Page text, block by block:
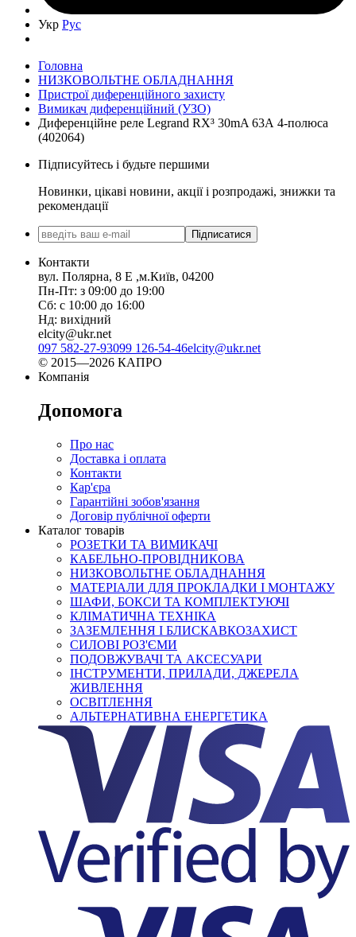
Укр Рус
Головна
НИЗКОВОЛЬТНЕ ОБЛАДНАННЯ
Пристрої диференційного захисту
Вимикач диференційний (УЗО)
Диференційне реле Legrand RX³ 30mA 63А 4-полюса
(402064)
Підписуйтесь і будьте першими
Новинки, цікаві новини, акції і розпродажі, знижки та
рекомендації
Підписатися
Контакти
вул. Полярна, 8 Е ,м.Київ, 04200
Пн-Пт: з 09:00 до 19:00
Сб: с 10:00 до 16:00
Нд: вихідний
elcity@ukr.net
097 582-27-93099 126-54-46elcity@ukr.net
© 2015—2026 КАПРО
Компанія
Допомога
Про нас
Доставка і оплата
Контакти
Кар'єра
Гарантійні зобов'язання
Договір публічної оферти
Каталог товарів
РОЗЕТКИ ТА ВИМИКАЧІ
КАБЕЛЬНО-ПРОВІДНИКОВА
НИЗКОВОЛЬТНЕ ОБЛАДНАННЯ
МАТЕРІАЛИ ДЛЯ ПРОКЛАДКИ І МОНТАЖУ
ШАФИ, БОКСИ ТА КОМПЛЕКТУЮЧІ
КЛІМАТИЧНА ТЕХНІКА
ЗАЗЕМЛЕННЯ І БЛИСКАВКОЗАХИСТ
СИЛОВІ РОЗ'ЄМИ
ПОДОВЖУВАЧІ ТА АКСЕСУАРИ
ІНСТРУМЕНТИ, ПРИЛАДИ, ДЖЕРЕЛА
ЖИВЛЕННЯ
ОСВІТЛЕННЯ
АЛЬТЕРНАТИВНА ЕНЕРГЕТИКА